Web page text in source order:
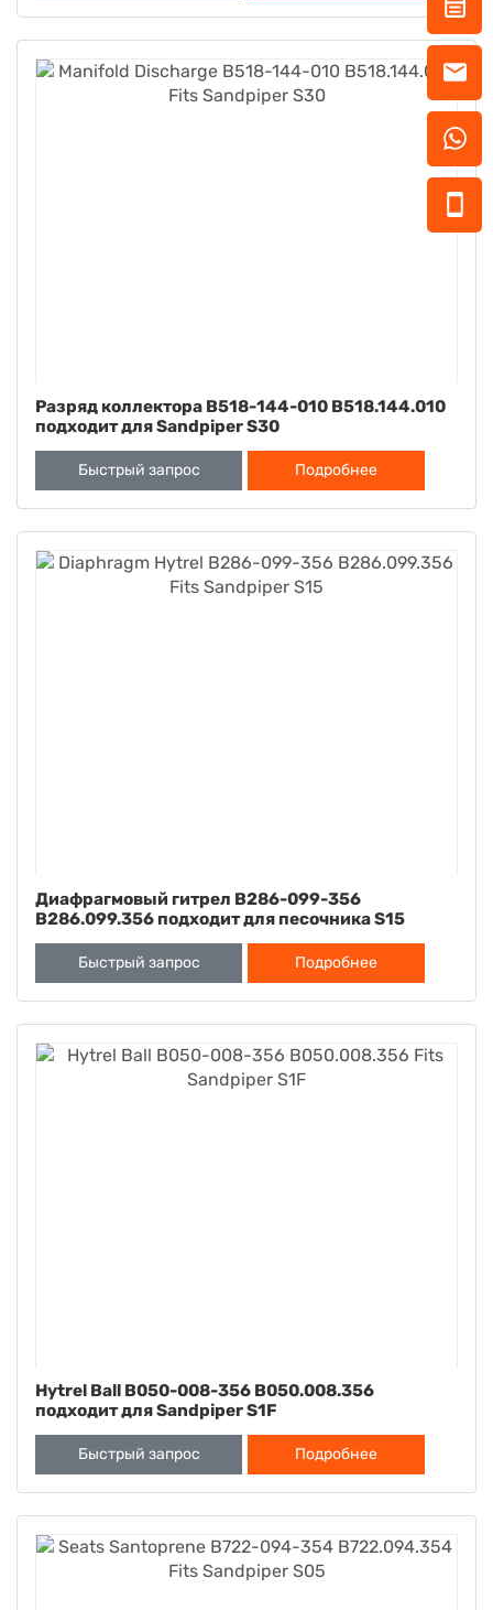
Разряд коллектора B518-144-010 B518.144.010
подходит для Sandpiper S30
Быстрый запрос Подробнее
Диафрагмовый гитрел B286-099-356
B286.099.356 подходит для песочника S15
Быстрый запрос Подробнее
Hytrel Ball B050-008-356 B050.008.356
подходит для Sandpiper S1F
Быстрый запрос Подробнее